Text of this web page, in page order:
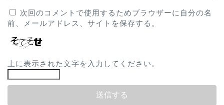
次回のコメントで使用するためブラウザーに自分の名
前、メールアドレス、サイトを保存する。
上に表示された文字を入力してください。